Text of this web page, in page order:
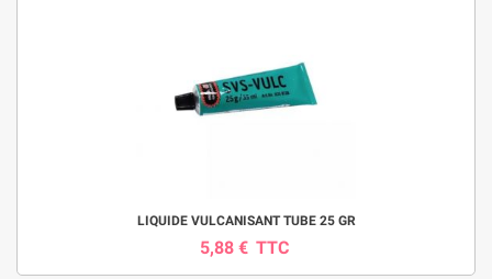
LIQUIDE VULCANISANT TUBE 25 GR
5,88 € TTC